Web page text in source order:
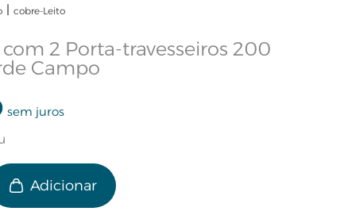
cobre-Leito
2 Porta-travesseiros 200
Campo
sem juros